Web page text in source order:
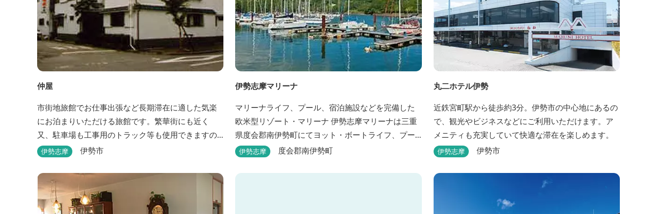
仲屋
市街地旅館でお仕事出張など長期滞在に適した気楽
にお泊まりいただける旅館です。繁華街にも近く
又、駐車場も工事用のトラック等も使用できますの
で、ぜひご利用ください。
伊勢志摩 伊勢市
伊勢志摩マリーナ
マリーナライフ、プール、宿泊施設などを完備した
欧米型リゾート・マリーナ 伊勢志摩マリーナは三重
県度会郡南伊勢町にてヨット・ボートライフ、プー
ル、 宿泊施設などが完備した欧米型リゾート・マリ
伊勢志摩 度会郡南伊勢町
丸二ホテル伊勢
近鉄宮町駅から徒歩約3分。伊勢市の中心地にあるの
で、観光やビジネスなどにご利用いただけます。ア
メニティも充実していて快適な滞在を楽しめます。
伊勢志摩 伊勢市